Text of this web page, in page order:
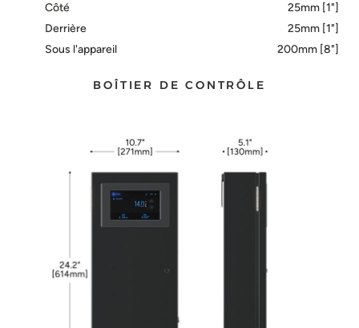
Côté
25mm [1"]
Derrière
25mm [1"]
Sous l'appareil
200mm [8"]
BOÎTIER DE CONTRÔLE